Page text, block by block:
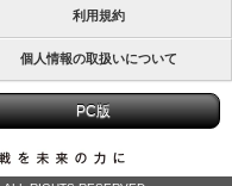
利用規約
個人情報の取扱いについて
PC版